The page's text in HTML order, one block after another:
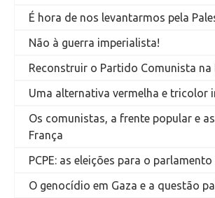
É hora de nos levantarmos pela
Não à guerra imperialista!
Reconstruir o Partido Comunista na
Uma alternativa vermelha e tricolor
Os comunistas, a frente popular e
França
PCPE: as eleições para o
O genocídio em Gaza e a questão